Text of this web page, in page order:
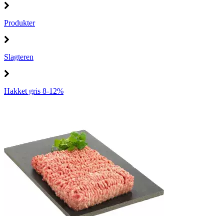
Produkter
Slagteren
Hakket gris 8-12%